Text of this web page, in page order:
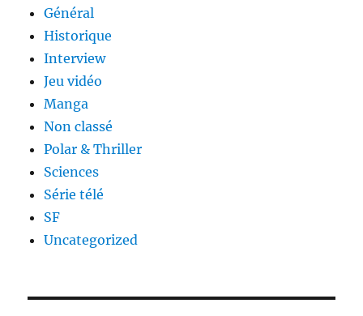
Général
Historique
Interview
Jeu vidéo
Manga
Non classé
Polar & Thriller
Sciences
Série télé
SF
Uncategorized